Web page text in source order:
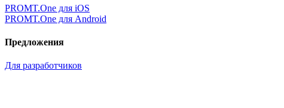
PROMT.One для iOS
PROMT.One для Android
Предложения
Для разработчиков